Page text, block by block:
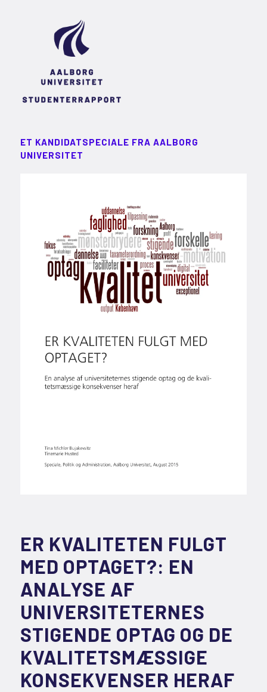
ET KANDIDATSPECIALE FRA AALBORG
UNIVERSITET
ER KVALITETEN FULGT
MED OPTAGET?: EN
ANALYSE AF
UNIVERSITETERNES
STIGENDE OPTAG OG DE
KVALITETSMÆSSIGE
KONSEKVENSER HERAF